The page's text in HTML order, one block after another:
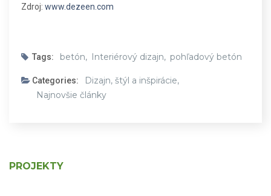
Zdroj: www.dezeen.com
Tags: betón, Interiérový dizajn, pohľadový betón
Categories:
Dizajn, štýl a inšpirácie,
Najnovšie články
PROJEKTY